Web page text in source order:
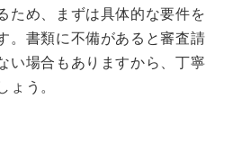
ため、まずは具体的な要件を
。書類に不備があると審査請
い場合もありますから、丁寧
ょう。